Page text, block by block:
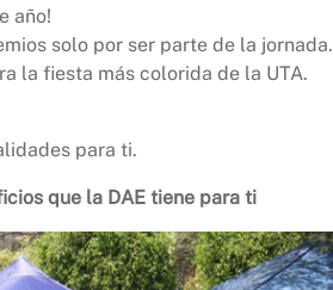
año!
solo por ser parte de la jornada.
la fiesta más colorida de la UTA.
para ti.
que la DAE tiene para ti